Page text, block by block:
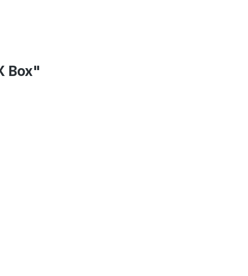
Box"